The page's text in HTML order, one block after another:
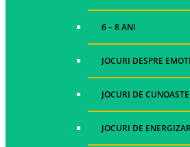
6 – 8 ANI
JOCURI DESPRE
JOCURI DE
JOCURI DE